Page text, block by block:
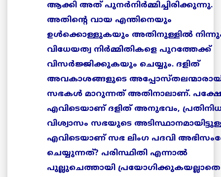
ആക്കി അത് പുനര്‍നിര്‍മ്മിച്ചിരിക്കുന്നു.
അതിന്റെ വായ എന്തിനെയും
ഉള്‍ക്കൊള്ളുകയും അതിനുള്ളില്‍
വിധേയത്വ നിര്‍മ്മിതികളെ പുറത്തേക്ക്
വിസര്‍ജ്ജിക്കുകയും ചെയ്യും. ദളിത്
അവകാശങ്ങളുടെ
സഭകള്‍ മാറുന്നത് അതിനാലാണ്.
എവിടെയാണ് ദളിത് അനുഭവം,
വിശ്വാസം സഭയുടെ
എവിടെയാണ് സഭ ലിംഗ പദവി
ചെയ്യുന്നത്? പരിസ്ഥിതി എന്നാല്‍
പുല്ലുചെത്തായി പ്രയോഗിക്കുകയല്ലാതെ